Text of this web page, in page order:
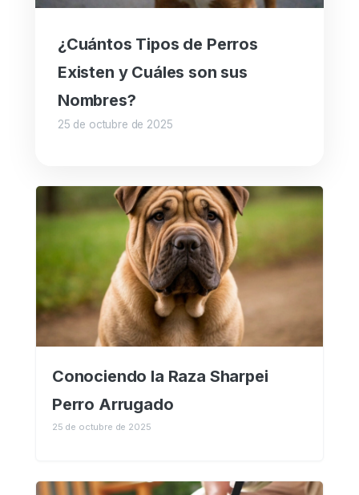
¿Cuántos Tipos de Perros
Existen y Cuáles son sus
Nombres?
25 de octubre de 2025
Conociendo la Raza Sharpei
Perro Arrugado
25 de octubre de 2025